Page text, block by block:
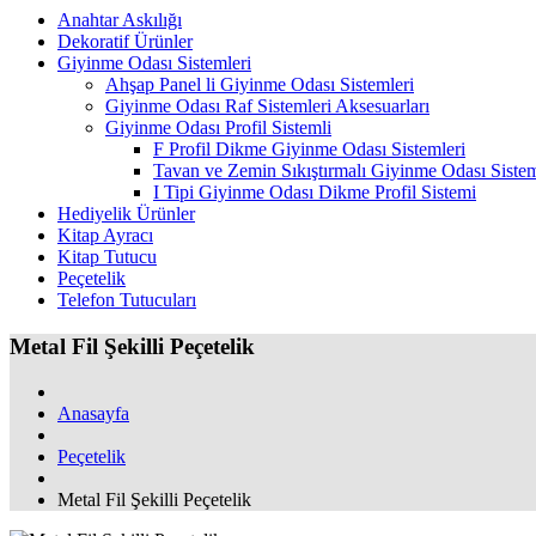
Anahtar Askılığı
Dekoratif Ürünler
Giyinme Odası Sistemleri
Ahşap Panel li Giyinme Odası Sistemleri
Giyinme Odası Raf Sistemleri Aksesuarları
Giyinme Odası Profil Sistemli
F Profil Dikme Giyinme Odası Sistemleri
Tavan ve Zemin Sıkıştırmalı Giyinme Odası
I Tipi Giyinme Odası Dikme Profil Sistemi
Hediyelik Ürünler
Kitap Ayracı
Kitap Tutucu
Peçetelik
Telefon Tutucuları
Metal Fil Şekilli Peçetelik
Anasayfa
Peçetelik
Metal Fil Şekilli Peçetelik